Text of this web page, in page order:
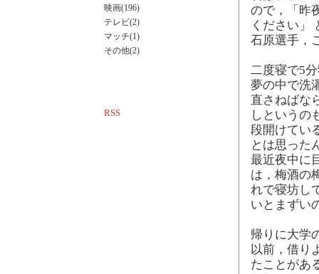
映画(196)
テレビ(2)
マッチ(1)
その他(2)
RSS
ので，「昨
ください」
石原選手，
二度寝で5
夢の中で洗
直さねばな
しというの
段開けてい
とは思った
最近夜中に
は，梅酒の
れで寝坊し
いとまずい
帰りに大学
以前，借り
たことがあ